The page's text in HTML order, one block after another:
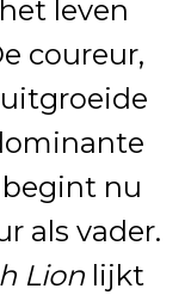
leven
coureur,
begint nu
als vader.
Lionlijkt